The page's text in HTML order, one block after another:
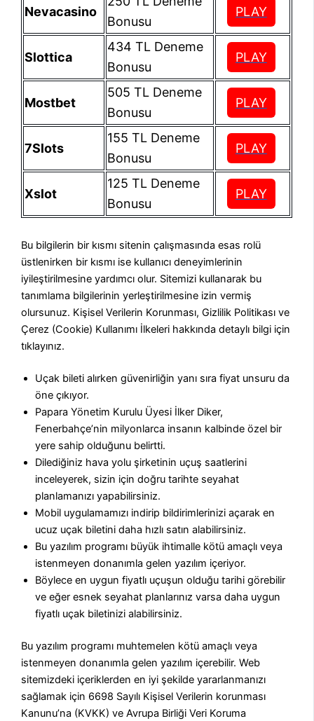
Nevacasino
Bonusu
PLAY
Slottica
434 TL Deneme
Bonusu
PLAY
Mostbet
505 TL Deneme
Bonusu
PLAY
7Slots
155 TL Deneme
Bonusu
PLAY
Xslot
125 TL Deneme
Bonusu
PLAY
Bu bilgilerin bir kısmı sitenin çalışmasında esas rolü
üstlenirken bir kısmı ise kullanıcı deneyimlerinin
iyileştirilmesine yardımcı olur. Sitemizi kullanarak bu
tanımlama bilgilerinin yerleştirilmesine izin vermiş
olursunuz. Kişisel Verilerin Korunması, Gizlilik Politikası ve
Çerez (Cookie) Kullanımı İlkeleri hakkında detaylı bilgi için
tıklayınız.
Uçak bileti alırken güvenirliğin yanı sıra fiyat unsuru da
öne çıkıyor.
Papara Yönetim Kurulu Üyesi İlker Diker,
Fenerbahçe’nin milyonlarca insanın kalbinde özel bir
yere sahip olduğunu belirtti.
Dilediğiniz hava yolu şirketinin uçuş saatlerini
inceleyerek, sizin için doğru tarihte seyahat
planlamanızı yapabilirsiniz.
Mobil uygulamamızı indirip bildirimlerinizi açarak en
ucuz uçak biletini daha hızlı satın alabilirsiniz.
Bu yazılım programı büyük ihtimalle kötü amaçlı veya
istenmeyen donanımla gelen yazılım içeriyor.
Böylece en uygun fiyatlı uçuşun olduğu tarihi görebilir
ve eğer esnek seyahat planlarınız varsa daha uygun
fiyatlı uçak biletinizi alabilirsiniz.
Bu yazılım programı muhtemelen kötü amaçlı veya
istenmeyen donanımla gelen yazılım içerebilir. Web
sitemizdeki içeriklerden en iyi şekilde yararlanmanızı
sağlamak için 6698 Sayılı Kişisel Verilerin korunması
Kanunu’na (KVKK) ve Avrupa Birliği Veri Koruma